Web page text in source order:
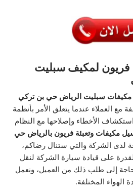
فريون لمكيف سبليت
مكيفات سبليت الرياض حي بن تركي
مع العملاء عندما يتعلق الأمر بأنظمة
استكشاف الأخطاء وإصلاحها مع النظام
مكيفات وتعبئة فريون بالرياض حي
لدى الشركة والتي ستنال رضاكم،
على قيادة سيارة الشركة لنقل
إلى طلب ذلك من العميل، ونعمل
الهواء المختلفة.